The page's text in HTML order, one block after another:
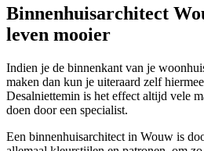
Binnenhuisarchitect
leven mooier
Indien je de binnenkant van je
maken dan kun je uiteraard zelf
Desalniettemin is het effect altijd vele
doen door een specialist.
Een binnenhuisarchitect in Wouw is